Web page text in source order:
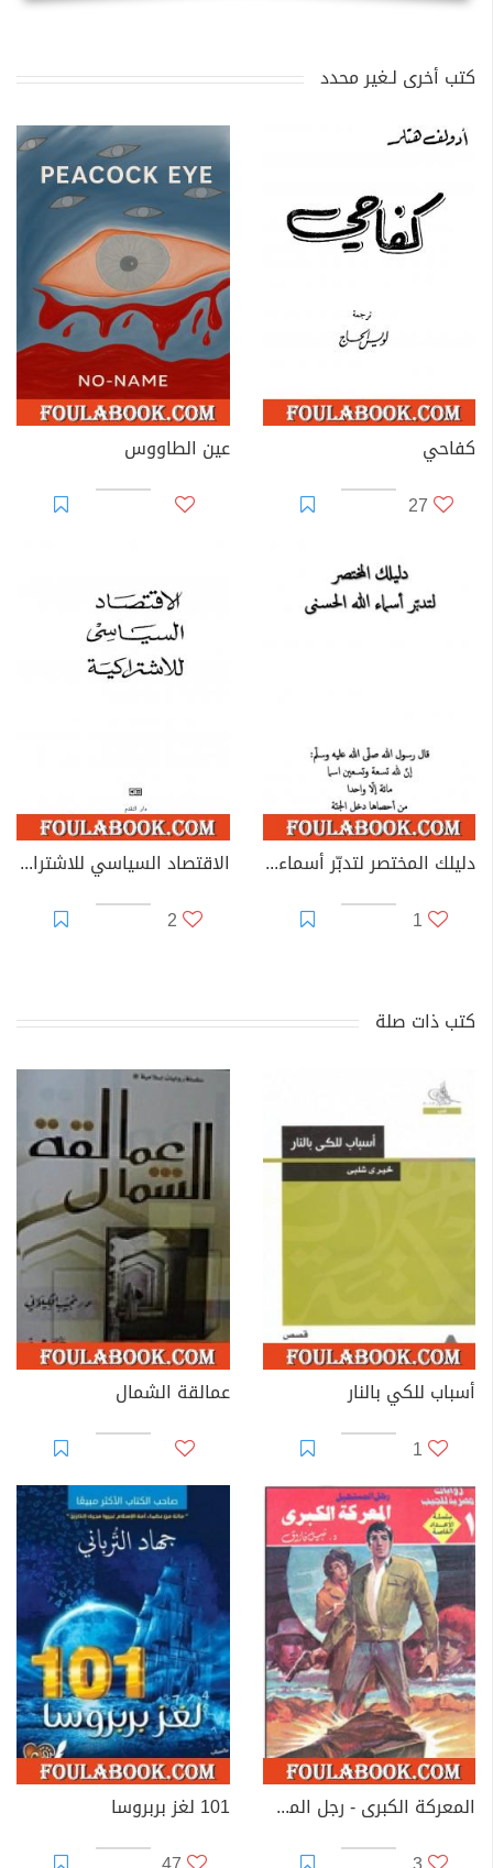
كتب أخرى لـغير محدد
كفاحي
27
عين الطاووس
دليلك المختصر لتدبّر أسماء الله الحسنى
1
الاقتصاد السياسي للاشتراكية
2
كتب ذات صلة
أسباب للكي بالنار
1
عمالقة الشمال
المعركة الكبرى - رجل المستحيل
101 لغز بربروسا